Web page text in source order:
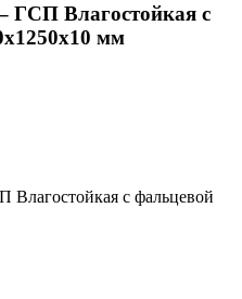
ГСП Влагостойкая с
мм